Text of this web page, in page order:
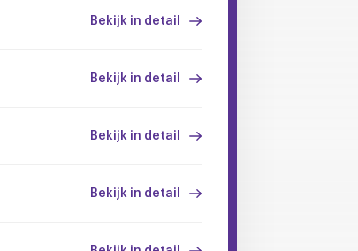
Bekijk in detail
Bekijk in detail
Bekijk in detail
Bekijk in detail